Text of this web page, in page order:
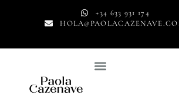
+34 633 931 174